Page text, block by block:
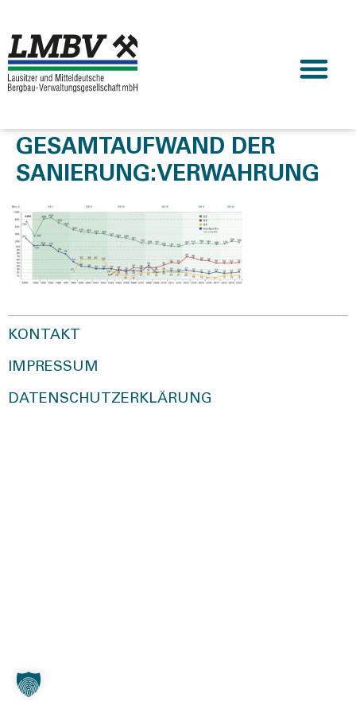
GESAMTAUFWAND DER
SANIERUNG:VERWAHRUNG
KONTAKT
IMPRESSUM
DATENSCHUTZERKLÄRUNG